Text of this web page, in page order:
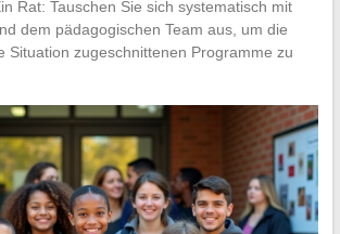
Rat: Tauschen Sie sich systematisch mit
dem pädagogischen Team aus, um die
Situation zugeschnittenen Programme zu